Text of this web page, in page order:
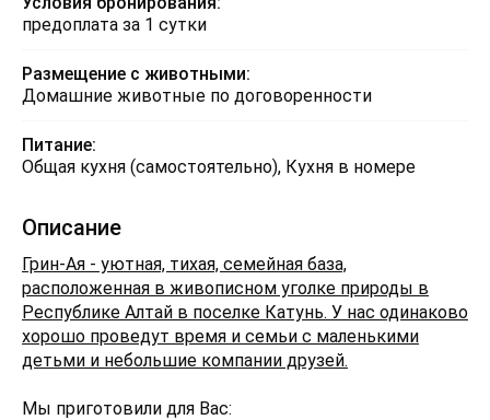
предоплата за 1 сутки
Размещение с животными:
Домашние животные по договоренности
Питание:
Общая кухня (самостоятельно), Кухня в номере
Описание
Грин-Ая - уютная, тихая, семейная база,
расположенная в живописном уголке природы в
Республике Алтай в поселке Катунь. У нас одинаково
хорошо проведут время и семьи с маленькими
детьми и небольшие компании друзей.
Мы приготовили для Вас: